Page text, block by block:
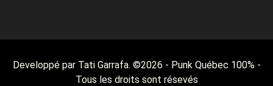
Developpé par Tati Garrafa. ©2026 - Punk Québec 100% -
Tous les droits sont résevés